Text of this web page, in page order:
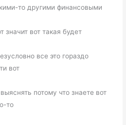
то другими финансовыми
значит вот такая будет
все это гораздо
вот
потому что знаете вот
то